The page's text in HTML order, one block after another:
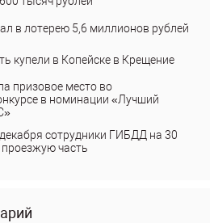
в лотерею 5,6 миллионов рублей
купели в Копейске в Крещение
призовое место во
в номинации «Лучший
сотрудники ГИБДД на 30
часть